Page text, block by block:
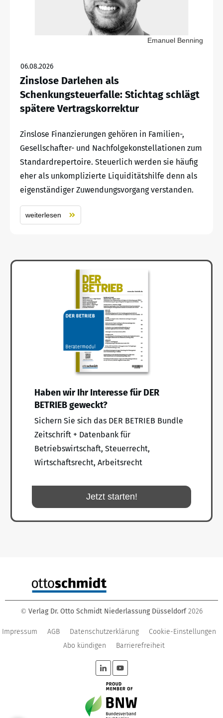
Emanuel Benning
06.08.2026
Zinslose Darlehen als
Schenkungsteuerfalle: Stichtag schlägt
spätere Vertragskorrektur
Zinslose Finanzierungen gehören in Familien-,
Gesellschafter- und Nachfolgekonstellationen zum
Standardrepertoire. Steuerlich werden sie häufig
eher als unkomplizierte Liquiditätshilfe denn als
eigenständiger Zuwendungsvorgang verstanden.
weiterlesen
Haben wir Ihr Interesse für DER
BETRIEB geweckt?
Sichern Sie sich das DER BETRIEB Bundle
Zeitschrift + Datenbank für
Betriebswirtschaft, Steuerrecht,
Wirtschaftsrecht, Arbeitsrecht
Jetzt starten!
© Verlag Dr. Otto Schmidt Niederlassung Düsseldorf 2026
Impressum AGB Datenschutzerklärung
Cookie-Einstellungen
Abo kündigen
Barrierefreiheit